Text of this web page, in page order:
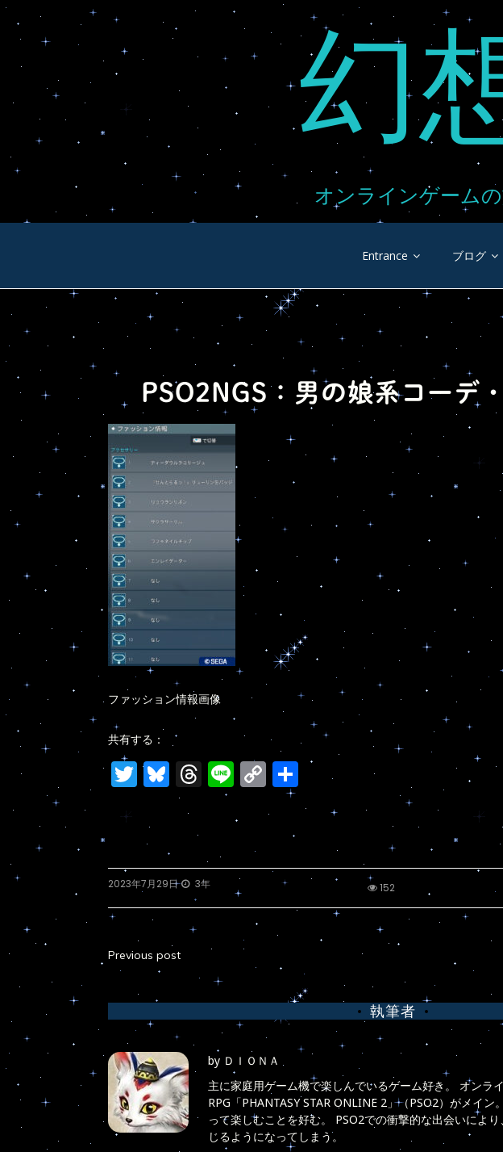
Skip
content
幻
オンラインゲーム
Entrance ブログ
PSO2NGS：男の娘系コーデ
ファッション情報画像
共有する：
Twitter
Bluesky
Threads
LineCopy
Link有
2023年7月29日 3年 152
投
ナ
ビ
ゲ
ー
Previous post
執筆者
by ＤＩＯＮＡ
主に家庭用ゲーム機で楽しんでいるゲーム好き。 オンラ
RPG「PHANTASY STAR ONLINE 2」（PSO2）がメイン
って楽しむことを好む。 PSO2での衝撃的な出会いによ
じるようになってしまう。